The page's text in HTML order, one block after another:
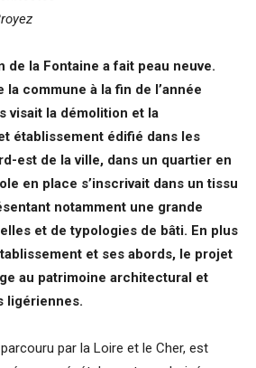
de la Fontaine a fait peau neuve.
la commune à la fin de l’année
visait la démolition et la
établissement édifié dans les
est de la ville, dans un quartier en
en place s’inscrivait dans un tissu
notamment une grande
et de typologies de bâti. En plus
et ses abords, le projet
au patrimoine architectural et
ligériennes.
par la Loire et le Cher, est